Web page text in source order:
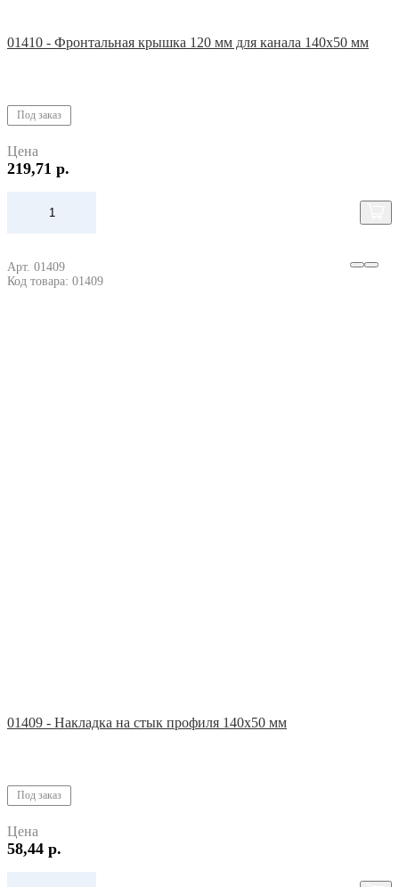
01410 - Фронтальная крышка 120 мм для канала 140х50 мм
Под заказ
Цена
219,71 р.
Арт. 01409
Код товара: 01409
01409 - Накладка на стык профиля 140х50 мм
Под заказ
Цена
58,44 р.